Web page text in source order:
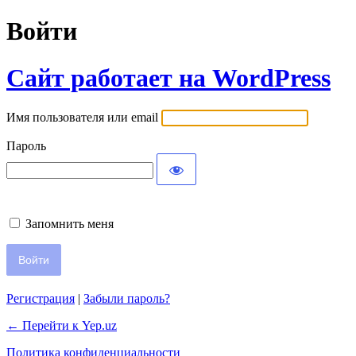
Войти
Сайт работает на WordPress
Имя пользователя или email
Пароль
Запомнить меня
Регистрация | Забыли пароль?
← Перейти к Yep.uz
Политика конфиденциальности